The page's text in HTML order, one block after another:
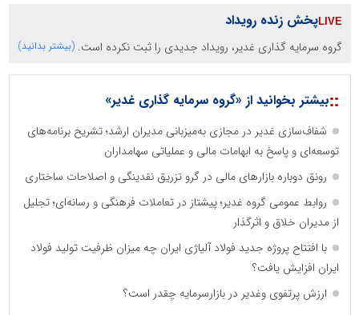
پخش زنده رویداد
گروه سرمایه گذاری غدیر، رویداد جدیدی را ثبت نکرده است. (بیشتر بدانید)
::بیشتر بخوانید از «گروه سرمایه گذاری غدیر»
شفاف‌سازی غدیر در مجازی به‌میزبانی مدیران ارشد؛ تشریح برنامه‌های
توسعه‌ای و پاسخ به ابهامات مالی و عملیاتی سهامداران
رونق دوباره بازارهای مالی در گرو تزریق نقدینگی و اصلاحات ساختاری
روابط عمومی گروه غدیر؛ پیشتاز در تعاملات فرهنگی و رسانه‌ای؛ تجلیل
از مدیران خلاق و اثرگذار
با افتتاح پروژه جدید فولاد آلیاژی ایران چه میزان ظرفیت تولید فولاد
ایران افزایش یافت؟
ارزش پرتفوی وغدیر در بازارسرمایه چقدر است؟